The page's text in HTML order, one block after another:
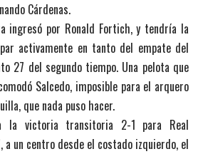
Cárdenas.
ingresó por Ronald Fortich, y tendría la
activamente en tanto del empate del
27 del segundo tiempo. Una pelota que
Salcedo, imposible para el arquero
que nada puso hacer.
la victoria transitoria 2-1 para Real
a un centro desde el costado izquierdo, el